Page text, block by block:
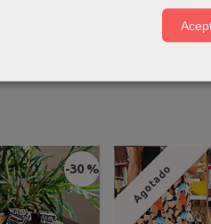
habitual
-30 % Agotado